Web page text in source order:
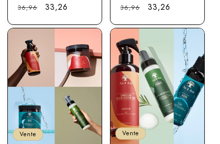
Prix
36,96
Prix
33,26
Prix
36,96
Prix
33,26
Vente Vente